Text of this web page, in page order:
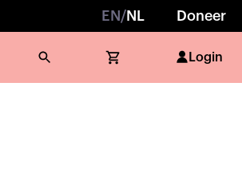
EN /NL Doneer
Login